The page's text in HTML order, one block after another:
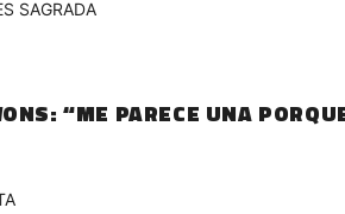
SAGRADA
“ME PARECE UNA